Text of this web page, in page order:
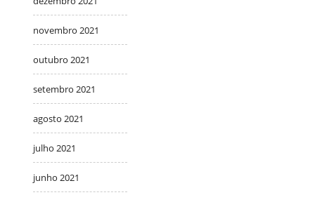
novembro 2021
outubro 2021
setembro 2021
agosto 2021
julho 2021
junho 2021